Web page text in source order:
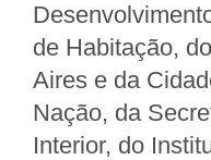
de Habitação,
Aires e da
Nação, da
Interior, do